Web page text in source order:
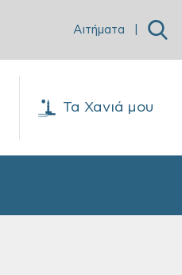
Αιτήματα
Τα Χανιά μου